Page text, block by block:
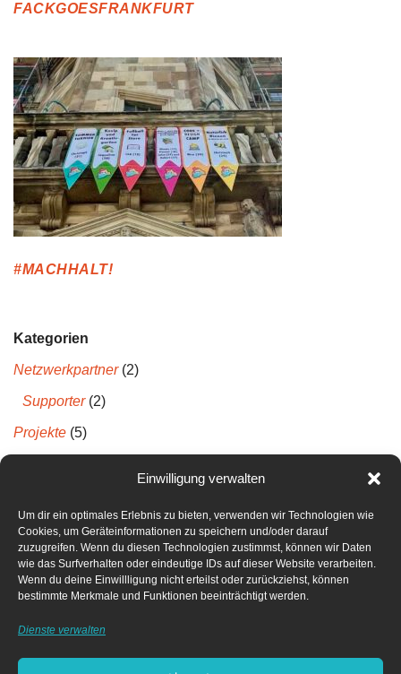
Einwilligung verwalten
Um dir ein optimales Erlebnis zu bieten, verwenden wir Technologien wie
Cookies, um Geräteinformationen zu speichern und/oder darauf
zuzugreifen. Wenn du diesen Technologien zustimmst, können wir Daten
wie das Surfverhalten oder eindeutige IDs auf dieser Website verarbeiten.
Wenn du deine Einwillligung nicht erteilst oder zurückziehst, können
bestimmte Merkmale und Funktionen beeinträchtigt werden.
Dienste verwalten
FACKGOESFRANKFURT
#MACHHALT!
Kategorien
Netzwerkpartner(2)
Supporter(2)
Projekte (5)
Neueste Kommentare
Archiv